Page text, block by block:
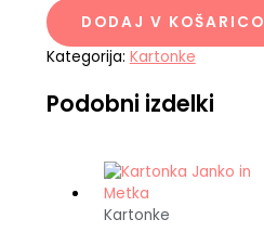
DODAJ V KOŠARICO
Kategorija: Kartonke
Podobni izdelki
Kartonke